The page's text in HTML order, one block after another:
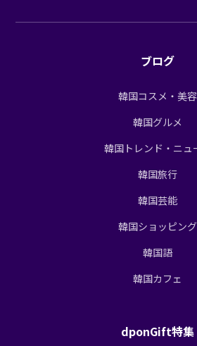
ブログ
韓国コスメ・美容
韓国グルメ
韓国トレンド・ニュ
韓国旅行
韓国芸能
韓国ショッピング
韓国語
韓国カフェ
dponGift特集